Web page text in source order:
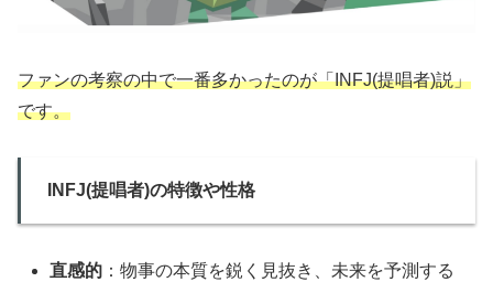
ファンの考察の中で一番多かったのが「INFJ(提唱者)説」
です。
INFJ(提唱者)の特徴や性格
直感的 ：物事の本質を鋭く見抜き、未来を予測する